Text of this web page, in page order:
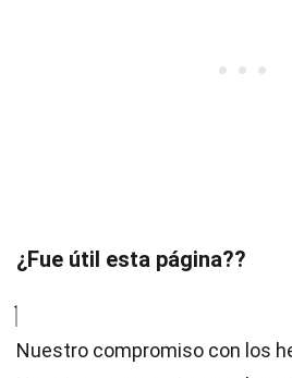
¿Fue útil esta página??
Nuestro compromiso con los